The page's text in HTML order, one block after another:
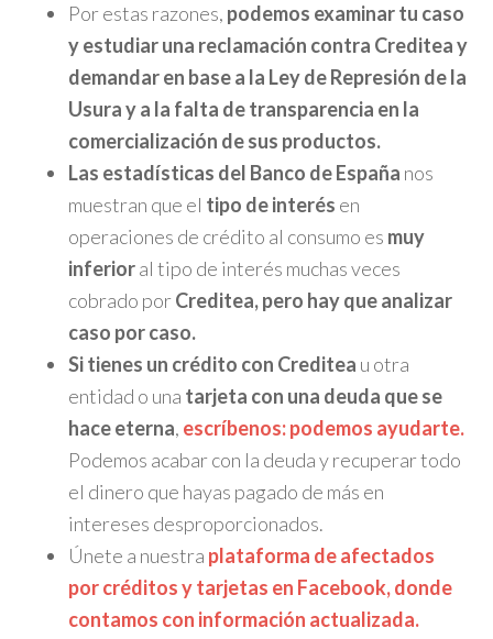
Por estas razones, podemos examinar tu caso
y estudiar una reclamación contra Creditea y
demandar en base a la Ley de Represión de la
Usura y a la falta de transparencia en la
comercialización de sus productos.
Las estadísticas del Banco de España nos
muestran que el tipo de interés en
operaciones de crédito al consumo es muy
inferioral tipo de interés muchas veces
cobrado porCreditea, pero hay que analizar
caso por caso.
Si tienes un crédito con Creditea u otra
entidad o una tarjeta con una deuda que se
hace eterna, escríbenos: podemos ayudarte.
Podemos acabar con la deuda y recuperar todo
el dinero que hayas pagado de más en
intereses desproporcionados.
Únete a nuestra plataforma de afectados
por créditos y tarjetas en Facebook, donde
contamos con información actualizada.